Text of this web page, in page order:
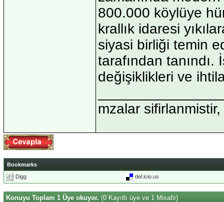
800.000 köylüye
krallık idaresi
siyasi birliği temin
tarafından tanındı.
değişiklikleri ve
mzalar
Bookmarks
Digg
del.icio.us
Konuyu Toplam 1 Üye okuyor. (0 Kayıtlı üye ve 1 Misafir)